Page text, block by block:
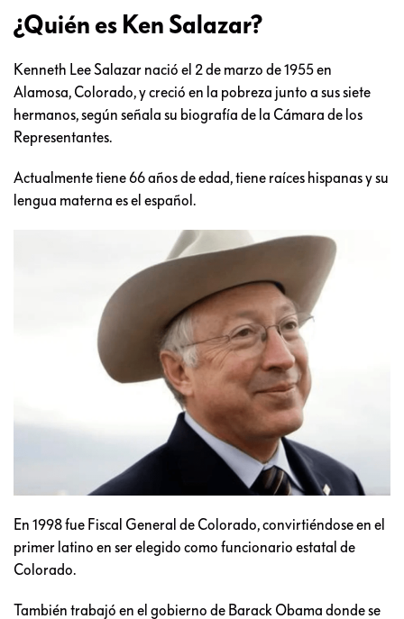
¿Quién es Ken Salazar?
Kenneth Lee Salazar nació el 2 de marzo de 1955 en
Alamosa, Colorado, y creció en la pobreza junto a sus siete
hermanos, según señala su biografía de la Cámara de los
Representantes.
Actualmente tiene 66 años de edad, tiene raíces hispanas y su
lengua materna es el español.
En 1998 fue Fiscal General de Colorado, convirtiéndose en el
primer latino en ser elegido como funcionario estatal de
Colorado.
También trabajó en el gobierno de Barack Obama donde se